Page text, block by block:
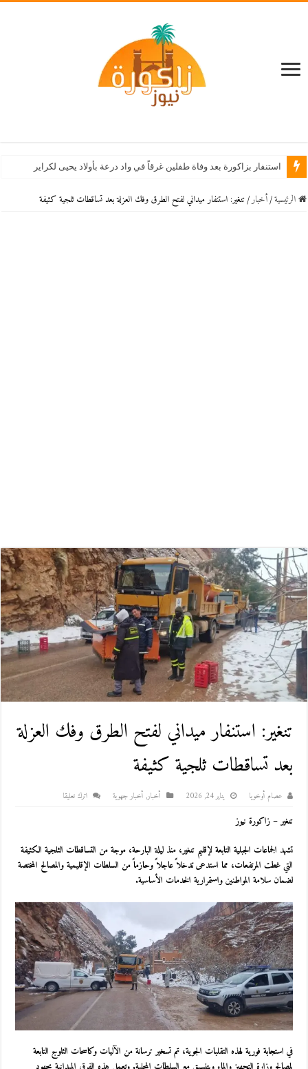
الرئيسية / أخبار / تنغير: استنفار ميداني لفتح الطرق وفك العزلة بعد تساقطات ثلجية كثيفة
تنغير: استنفار ميداني لفتح الطرق وفك العزلة
بعد تساقطات ثلجية كثيفة
عصام أوخويا يناير 24, 2026 أخبار, أخبار جهوية اترك تعليقا
تنغير – زاكورة نيوز
تشهد الجماعات الجبلية التابعة لإقليم تنغير، منذ ليلة البارحة، موجة من التساقطات الثلجية الكثيفة
التي غطت المرتفعات، مما استدعى تدخلاً عاجلاً وحازماً من السلطات الإقليمية والمصالح المختصة
لضمان سلامة المواطنين واستمرارية الخدمات الأساسية.
في استجابة فورية لهذه التقلبات الجوية، تم تسخير ترسانة من الآليات وكاسحات الثلوج التابعة